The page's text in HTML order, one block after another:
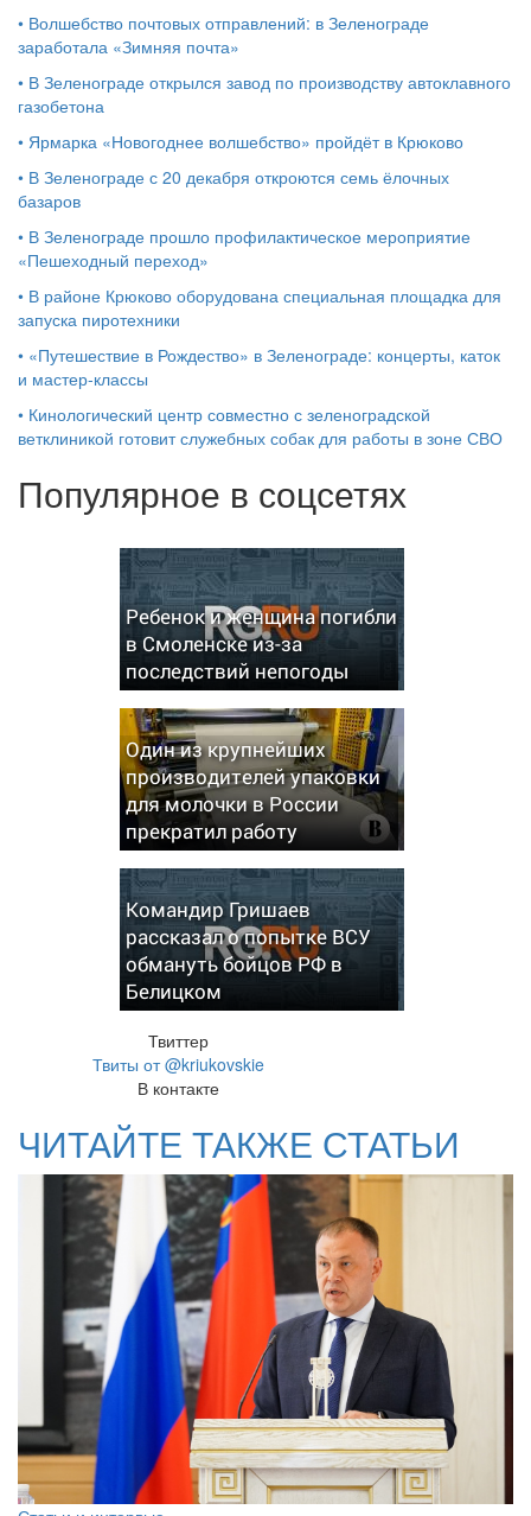
• Волшебство почтовых отправлений: в Зеленограде
заработала «Зимняя почта»
• В Зеленограде открылся завод по производству автоклавного
газобетона
• Ярмарка «Новогоднее волшебство» пройдёт в Крюково
• В Зеленограде с 20 декабря откроются семь ёлочных
базаров
• В Зеленограде прошло профилактическое мероприятие
«Пешеходный переход»
• В районе Крюково оборудована специальная площадка для
запуска пиротехники
• «Путешествие в Рождество» в Зеленограде: концерты, каток
и мастер‑классы
• Кинологический центр совместно с зеленоградской
ветклиникой готовит служебных собак для работы в зоне СВО
Популярное в соцсетях
Ребенок и женщина погибли
в Смоленске из-за
последствий непогоды
Один из крупнейших
производителей упаковки
для молочки в России
прекратил работу
Командир Гришаев
рассказал о попытке ВСУ
обмануть бойцов РФ в
Белицком
Твиттер
Твиты от @kriukovskie
В контакте
ЧИТАЙТЕ ТАКЖЕ СТАТЬИ